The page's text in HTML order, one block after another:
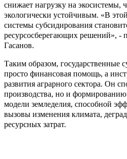
снижает нагрузку на экосистемы,
экологически устойчивым. «В
системы субсидирования
ресурсосберегающих решений», -
Гасанов.
Таким образом, государственные
просто финансовая помощь, а
развития аграрного сектора. Он
производства, но и
модели земледелия, способной
вызовы изменения климата,
ресурсных затрат.